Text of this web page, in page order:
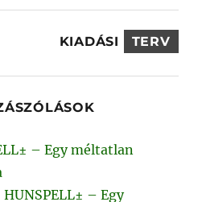
KIADÁSI TERV
– Egy méltatlan
HUNSPELL± – Egy